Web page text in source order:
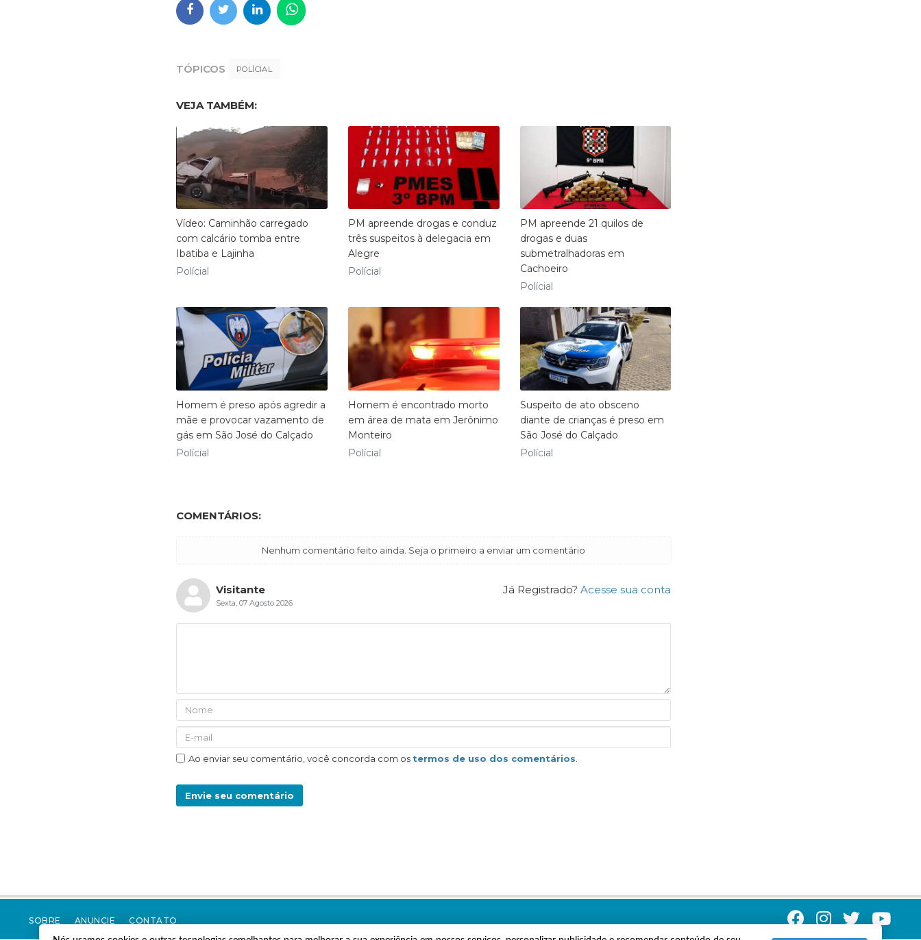
TÓPICOS POLÍCIAL
VEJA TAMBÉM:
Vídeo: Caminhão carregado
com calcário tomba entre
Ibatiba e Lajinha
Polícial
PM apreende drogas e conduz
três suspeitos à delegacia em
Alegre
Polícial
PM apreende 21 quilos de
drogas e duas
submetralhadoras em
Cachoeiro
Polícial
Homem é preso após agredir a
mãe e provocar vazamento de
gás em São José do Calçado
Polícial
Homem é encontrado morto
em área de mata em Jerônimo
Monteiro
Polícial
Suspeito de ato obsceno
diante de crianças é preso em
São José do Calçado
Polícial
COMENTÁRIOS:
Nenhum comentário feito ainda. Seja o primeiro a enviar um comentário
Já Registrado? Acesse sua conta
Visitante
Sexta, 07 Agosto 2026
Ao enviar seu comentário, você concorda com os termos de uso dos comentários.
Envie seu comentário
SOBRE ANUNCIE CONTATO